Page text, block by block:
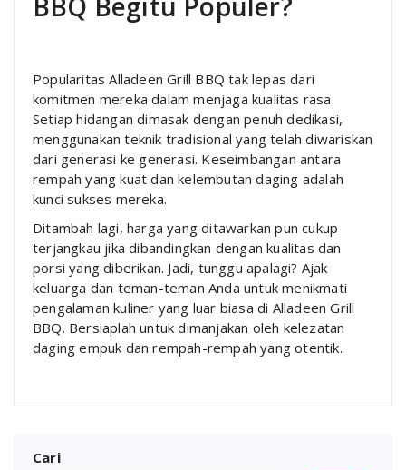
Popularitas Alladeen Grill BBQ tak lepas dari
komitmen mereka dalam menjaga kualitas rasa.
Setiap hidangan dimasak dengan penuh dedikasi,
menggunakan teknik tradisional yang telah diwariskan
dari generasi ke generasi. Keseimbangan antara
rempah yang kuat dan kelembutan daging adalah
kunci sukses mereka.
Ditambah lagi, harga yang ditawarkan pun cukup
terjangkau jika dibandingkan dengan kualitas dan
porsi yang diberikan. Jadi, tunggu apalagi? Ajak
keluarga dan teman-teman Anda untuk menikmati
pengalaman kuliner yang luar biasa di Alladeen Grill
BBQ. Bersiaplah untuk dimanjakan oleh kelezatan
daging empuk dan rempah-rempah yang otentik.
Cari